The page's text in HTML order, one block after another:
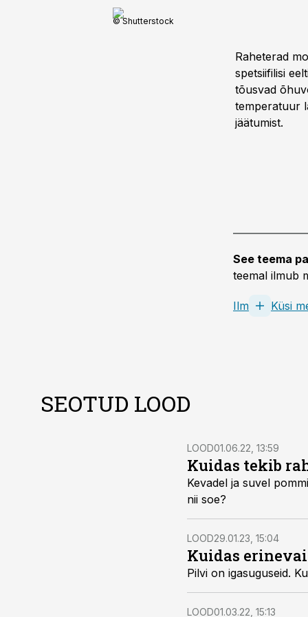
© Shutterstock
Raheterad
spetsiifilisi
tõusvad
temperatuur
jäätumist.
See teema
teemal ilmub
Ilm Küsi
SEOTUD LOOD
LOOD01.06.22, 13:59
Kuidas tekib
Kevadel ja suvel
nii soe?
LOOD29.01.23, 15:04
Kuidas
Pilvi on igasuguseid.
LOOD01.03.22, 15:13